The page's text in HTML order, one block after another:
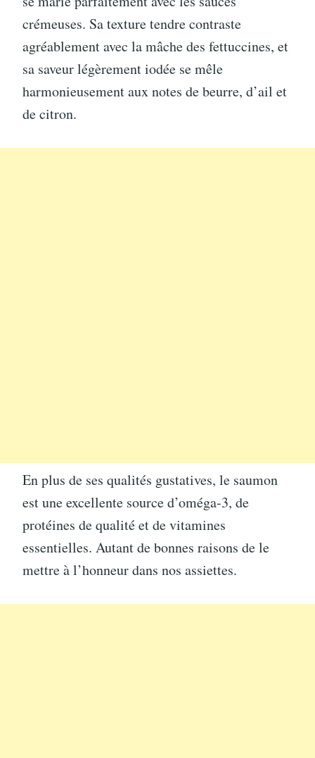
crémeuses. Sa texture tendre contraste
agréablement avec la mâche des fettuccines, et
sa saveur légèrement iodée se mêle
harmonieusement aux notes de beurre, d’ail et
de citron.
En plus de ses qualités gustatives, le saumon
est une excellente source d’oméga-3, de
protéines de qualité et de vitamines
essentielles. Autant de bonnes raisons de le
mettre à l’honneur dans nos assiettes.